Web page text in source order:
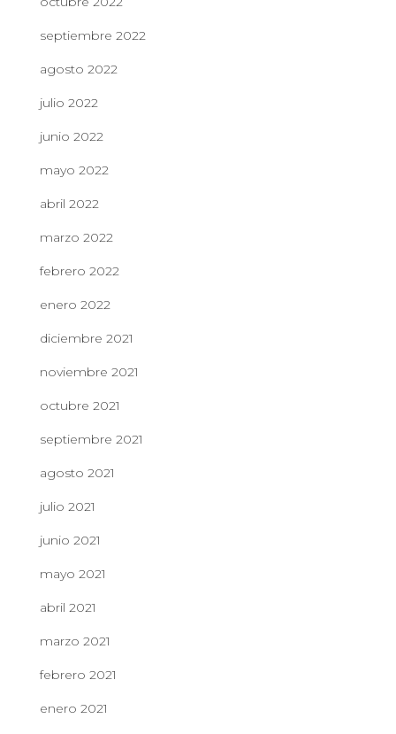
septiembre 2022
agosto 2022
julio 2022
junio 2022
mayo 2022
abril 2022
marzo 2022
febrero 2022
enero 2022
diciembre 2021
noviembre 2021
octubre 2021
septiembre 2021
agosto 2021
julio 2021
junio 2021
mayo 2021
abril 2021
marzo 2021
febrero 2021
enero 2021